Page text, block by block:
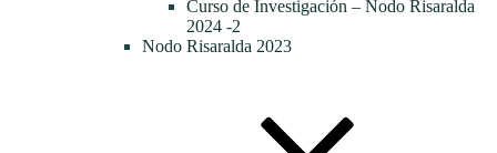
Curso de Investigación – Nodo Risaralda
2024 -2
Nodo Risaralda 2023